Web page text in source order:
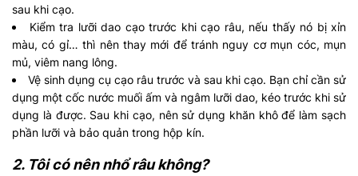
sau khi cạo.
Kiểm tra lưỡi dao cạo trước khi cạo râu, nếu thấy nó bị xỉn
màu, có gỉ… thì nên thay mới để tránh nguy cơ mụn cóc, mụn
mủ, viêm nang lông.
Vệ sinh dụng cụ cạo râu trước và sau khi cạo. Bạn chỉ cần sử
dụng một cốc nước muối ấm và ngâm lưỡi dao, kéo trước khi sử
dụng là được. Sau khi cạo, nên sử dụng khăn khô để làm sạch
phần lưỡi và bảo quản trong hộp kín.
2. Tôi có nên nhổ râu không?